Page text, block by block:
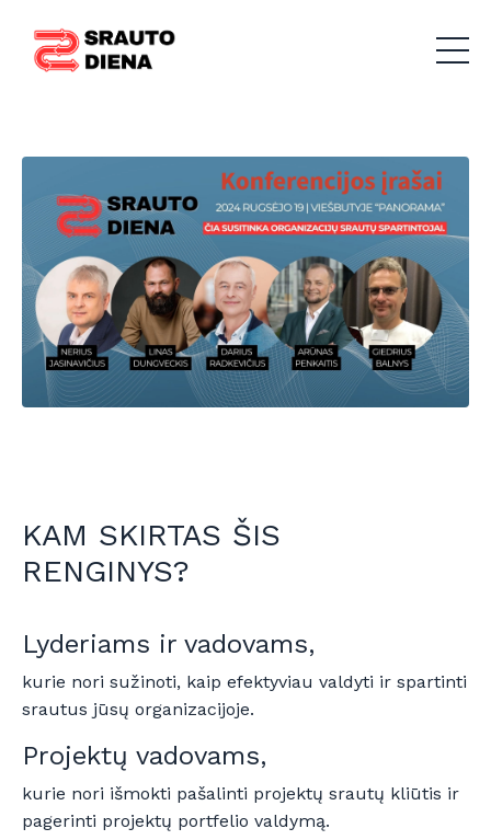
KAM SKIRTAS ŠIS
RENGINYS?
Lyderiams ir vadovams,
kurie nori sužinoti, kaip efektyviau valdyti ir spartinti
srautus jūsų organizacijoje.
Projektų vadovams,
kurie nori išmokti pašalinti projektų srautų kliūtis ir
pagerinti projektų portfelio valdymą.